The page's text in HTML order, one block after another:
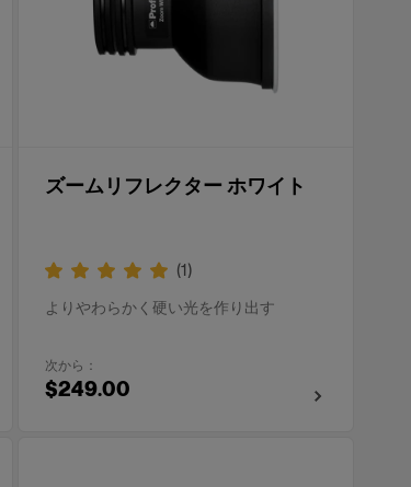
ズームリフレクター ホワイト
(1)
よりやわらかく硬い光を作り出す
次から：
$249.00